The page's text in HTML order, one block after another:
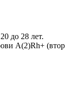
до 28 лет.
А(2)Rh+ (втор